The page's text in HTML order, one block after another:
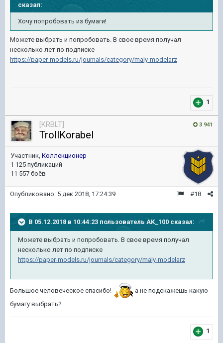
сказал:
Хочу попробовать из бумаги!
Можете выбрать и попробовать. В свое время получал
несколько лет по подписке
https://paper-models.ru/journals/category/maly-modelarz
1
3 941
[KRBLT]
TrollKorabel
Участник, Коллекционер
1 125 публикаций
11 557 боёв
#18
Опубликовано: 5 дек 2018, 17:24:39
В 05.12.2018 в 10:44:23 пользователь AK_100 сказал:
Можете выбрать и попробовать. В свое время получал
несколько лет по подписке
https://paper-models.ru/journals/category/maly-modelarz
Большое человеческое спасибо!
а не подскажешь какую
бумагу выбрать?
1